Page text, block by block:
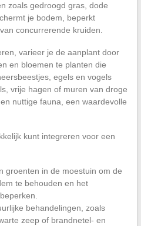
zoals gedroogd gras, dode
je bodem, beperkt
concurrerende kruiden.
varieer je de aanplant door
en bloemen te planten die
egels en vogels
vrije hagen of muren van droge
nuttige fauna, een waardevolle
kunt integreren voor een
groenten in de moestuin om de
te behouden en het
behandelingen, zoals
zeep of brandnetel- en